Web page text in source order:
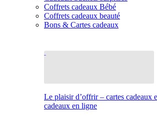
Coffrets cadeaux Bébé
Coffrets cadeaux beauté
Bons & Cartes cadeaux
Le plaisir d’offrir – cartes cadeaux
cadeaux en ligne